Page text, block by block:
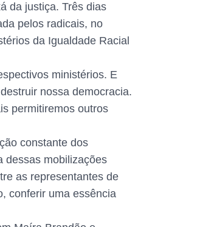
da justiça. Três dias
pelos radicais, no
da Igualdade Racial
ministérios. E
nossa democracia.
permitiremos outros
constante dos
dessas mobilizações
as representantes de
conferir uma essência